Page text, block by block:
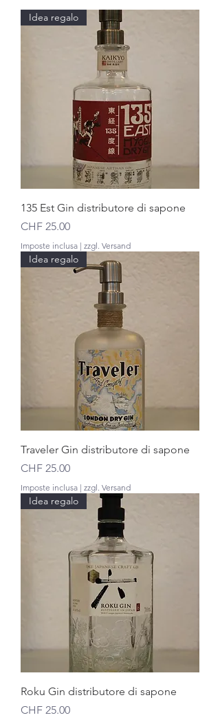
Idea regalo
135 Est Gin distributore di sapone
Prezzo
CHF 25.00
Imposte inclusa | zzgl. Versand
Idea regalo
Traveler Gin distributore di sapone
Prezzo
CHF 25.00
Imposte inclusa | zzgl. Versand
Idea regalo
Roku Gin distributore di sapone
Prezzo
CHF 25.00